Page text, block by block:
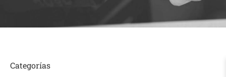
Categorías